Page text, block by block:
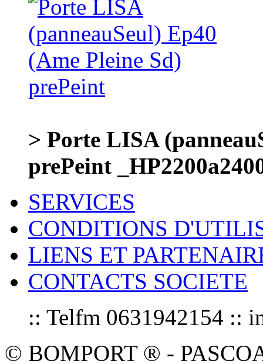
> Porte LISA
prePeint
SERVICES
CONDITIONS
LIENS ET
CONTACTS SOCIETE
:: Telfm 0631942154 ::
© BOMPORT ® -